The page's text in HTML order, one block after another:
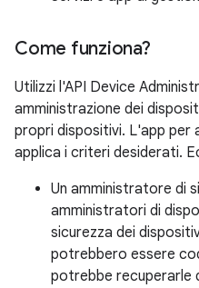
Come funziona?
Utilizzi l'API Device
amministrazione dei
propri dispositivi. L'app per
applica i criteri desiderati.
Un amministratore di
amministratori di
sicurezza dei
potrebbero essere
potrebbe recuperarle